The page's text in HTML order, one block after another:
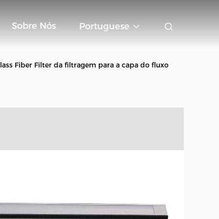
Sobre Nós Portuguese
Fiber Filter da filtragem para a capa do fluxo